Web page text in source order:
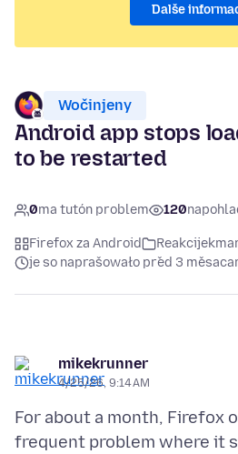
Dalše
Wočinjeny
Android app stops
to be restarted
0ma tutón problem 120
Firefox za Android
je so naprašowało před 3
mikekrunner
4/25/26, 9:14 AM
For about a month, Firefox
frequent problem where it